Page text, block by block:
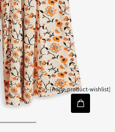
[node-product-wishlist]